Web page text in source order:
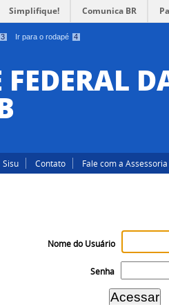
3 Ir para o rodapé 4
Simplifique! Comunica BR
Sisu Contato Fale com a
Nome do Usuário
Senha